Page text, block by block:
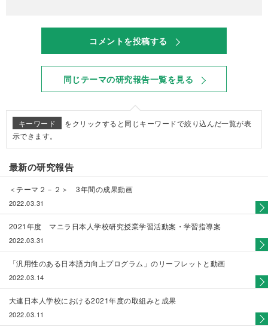
コメントを投稿する
同じテーマの研究報告一覧を見る
キーワード
をクリックすると同じキーワードで絞り込んだ一覧が表
示できます。
最新の研究報告
＜テーマ２－２＞ 3年間の成果動画
2022.03.31
2021年度 マニラ日本人学校研究授業学習活動案・学習指導案
2022.03.31
「汎用性のある日本語力向上プログラム」のリーフレットと動画
2022.03.14
大連日本人学校における2021年度の取組みと成果
2022.03.11